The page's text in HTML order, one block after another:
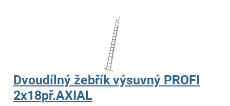
Dvoudílný žebřík výsuvný PROFI
2x18př.AXIAL